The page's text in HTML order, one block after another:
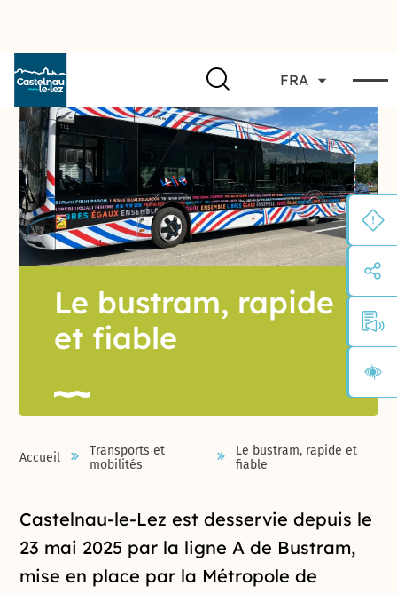
FRA
Le bustram, rapide
et fiable
Accueil
Transports et
mobilités
Le bustram, rapide et
fiable
Introduction de la page
Castelnau-le-Lez est desservie depuis le
23 mai 2025 par la ligne A de Bustram,
mise en place par la Métropole de